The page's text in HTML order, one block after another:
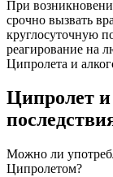
При
срочно вызвать
круглосуточную
реагирование на
Ципролета и
Ципролет
Можно ли
Ципролетом?